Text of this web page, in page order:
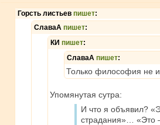
Горсть листьев пишет:
СлаваА пишет:
КИ пишет:
СлаваА пишет:
Только философия не
Упомянутая сутра:
И что я объявил?
страдания»… «Это